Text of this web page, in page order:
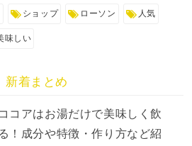
ショップ ローソン 人気
味しい
新着まとめ
コアはお湯だけで美味しく飲
！成分や特徴・作り方など紹